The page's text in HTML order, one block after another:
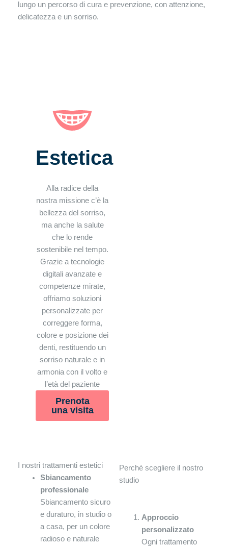
lungo un percorso di cura e prevenzione, con attenzione,
delicatezza e un sorriso.
Estetica
Alla radice della
nostra missione c’è la
bellezza del sorriso,
ma anche la salute
che lo rende
sostenibile nel tempo.
Grazie a tecnologie
digitali avanzate e
competenze mirate,
offriamo soluzioni
personalizzate per
correggere forma,
colore e posizione dei
denti, restituendo un
sorriso naturale e in
armonia con il volto e
l’età del paziente
Prenota
una visita
I nostri trattamenti estetici
Sbiancamento
professionale
Sbiancamento sicuro
e duraturo, in studio o
a casa, per un colore
radioso e naturale
Perché scegliere il nostro
studio
Approccio
personalizzato
Ogni trattamento